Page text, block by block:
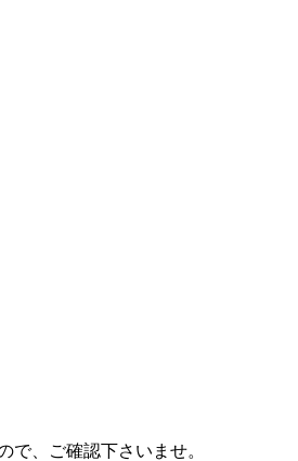
で、ご確認下さいませ。